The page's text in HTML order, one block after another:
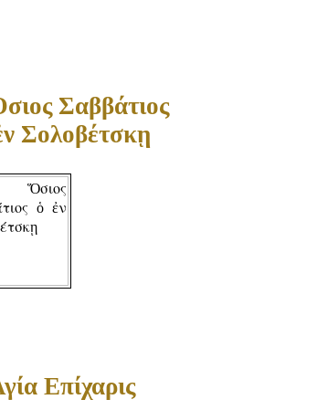
Σαββάτιος
Σολοβέτσκῃ
Επίχαρις